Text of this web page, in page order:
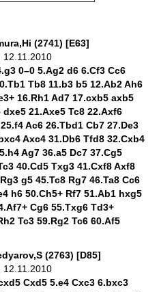
(2741) [E63]
12.11.2010
0–0 5.Ag2 d6 6.Cf3 Cc6
Tb8 11.b3 b5 12.Ab2 Ah6
16.Rh1 Ad7 17.cxb5 axb5
dxe5 21.Axe5 Tc8 22.Axf6
Ac6 26.Tbd1 Cb7 27.De3
Axc4 31.Db6 Tfd8 32.Cxb4
Ag7 36.a5 Dc7 37.Cg5
40.Cd5 Txg3 41.Cxf8 Axf8
g5 45.Tc8 Rg7 46.Ta8 Cc6
h6 50.Ch5+ Rf7 51.Ab1 hxg5
Cg6 55.Txg6 Td3+
Tc3 59.Rg2 Tc6 60.Af5
(2763) [D85]
12.11.2010
Cxd5 5.e4 Cxc3 6.bxc3